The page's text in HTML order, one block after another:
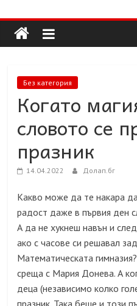
to
content
Долап
БГ
култура|
пътешествия|
мода|
събития|
кухня|
реклама|
Без категория
Когато
словото се
празник
14.04.2022 Долап.бг
Какво може да те накара
радост даже в първия ден
А да не хукнеш навън и
ако с часове си решавал
Математическата
среща с Мария Донева. А
деца (независимо колко
празник. Така беше и този